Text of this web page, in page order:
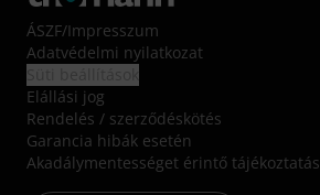
ÁSZF/Impresszum
Adatvédelmi nyilatkozat
Elállási jog
Rendelés / szerződéskötés
Garancia hibák esetén
Akadálymentességet érintő tájékoztatás